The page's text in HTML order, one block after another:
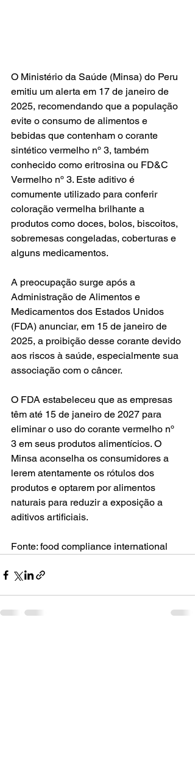
O Ministério da Saúde (Minsa) do Peru
emitiu um alerta em 17 de janeiro de
2025, recomendando que a população
evite o consumo de alimentos e
bebidas que contenham o corante
sintético vermelho nº 3, também
conhecido como eritrosina ou FD&C
Vermelho nº 3. Este aditivo é
comumente utilizado para conferir
coloração vermelha brilhante a
produtos como doces, bolos, biscoitos,
sobremesas congeladas, coberturas e
alguns medicamentos.
A preocupação surge após a
Administração de Alimentos e
Medicamentos dos Estados Unidos
(FDA) anunciar, em 15 de janeiro de
2025, a proibição desse corante devido
aos riscos à saúde, especialmente sua
associação com o câncer.
O FDA estabeleceu que as empresas
têm até 15 de janeiro de 2027 para
eliminar o uso do corante vermelho nº
3 em seus produtos alimentícios. O
Minsa aconselha os consumidores a
lerem atentamente os rótulos dos
produtos e optarem por alimentos
naturais para reduzir a exposição a
aditivos artificiais.
Fonte: food compliance international